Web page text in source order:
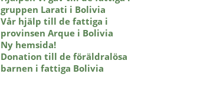
gruppen Larati i Bolivia
Vår hjälp till de fattiga i
provinsen Arque i Bolivia
Ny hemsida!
Donation till de föräldralösa
barnen i fattiga Bolivia